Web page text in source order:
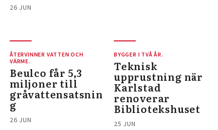
26 JUN
ÅTERVINNER VATTEN OCH
VÄRME.
Beulco får 5,3
miljoner till
gråvattensatsnin
g
26 JUN
BYGGER I TVÅ ÅR.
Teknisk
upprustning när
Karlstad
renoverar
Bibliotekshuset
25 JUN